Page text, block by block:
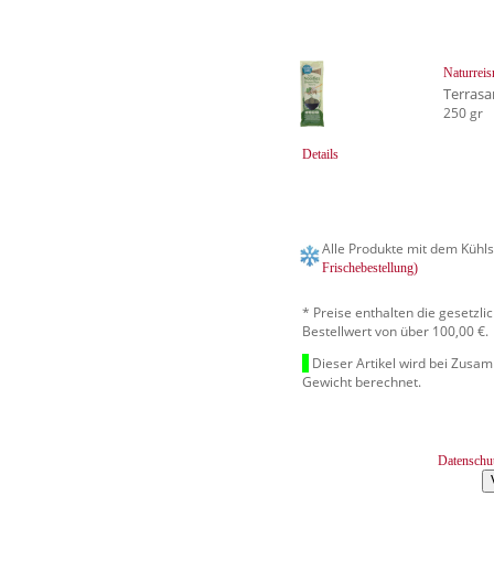
Details
250 gr
Alle Produkte mit dem
Frischebestellung)
* Preise enthalten die
Bestellwert von über 100,00 €.
Dieser Artikel wird bei
Gewicht berechnet.